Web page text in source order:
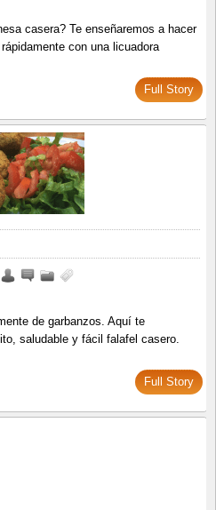
casera? Te enseñaremos a hacer
con una licuadora
Full Story
de garbanzos. Aquí te
saludable y fácil falafel casero.
Full Story